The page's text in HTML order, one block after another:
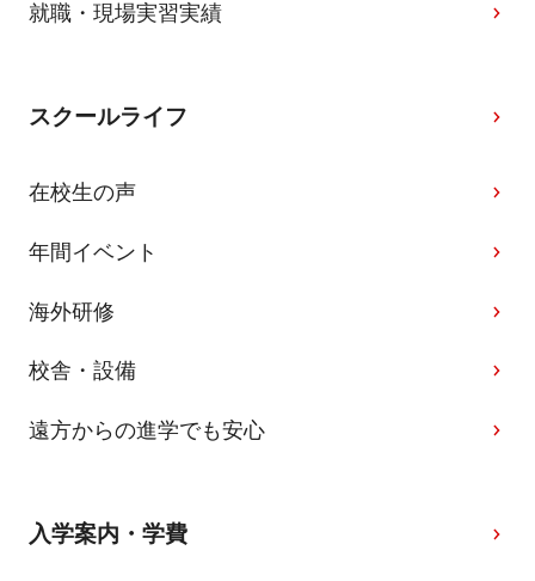
就職・現場実習実績
スクールライフ
在校生の声
年間イベント
海外研修
校舎・設備
遠方からの進学でも安心
入学案内・学費